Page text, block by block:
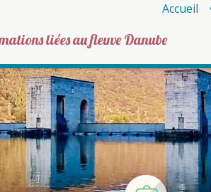
Accueil
liées au fleuve Danube